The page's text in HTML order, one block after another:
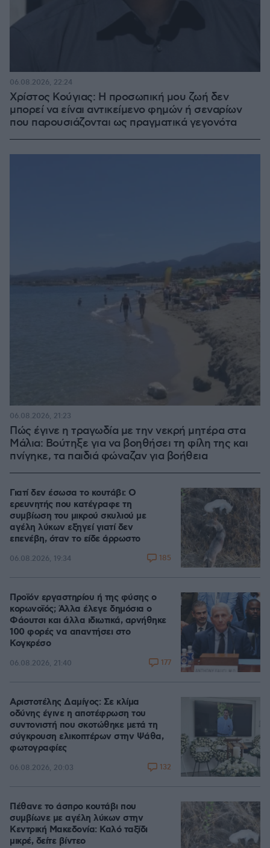
Χρίστος Κούγιας: Η προσωπική μου ζωή δεν
μπορεί να είναι αντικείμενο φημών ή σεναρίων
που παρουσιάζονται ως πραγματικά γεγονότα
06.08.2026, 22:24
Πώς έγινε η τραγωδία με την νεκρή μητέρα στα
Μάλια: Βούτηξε για να βοηθήσει τη φίλη της και
πνίγηκε, τα παιδιά φώναζαν για βοήθεια
06.08.2026, 21:23
Γιατί δεν έσωσα το κουτάβι: Ο
ερευνητής που κατέγραφε τη
συμβίωση του μικρού σκυλιού με
αγέλη λύκων εξηγεί γιατί δεν
επενέβη, όταν το είδε άρρωστο
06.08.2026, 19:34 185
Προϊόν εργαστηρίου ή της φύσης ο
κορωνοϊός; Άλλα έλεγε δημόσια ο
Φάουτσι και άλλα ιδιωτικά, αρνήθηκε
100 φορές να απαντήσει στο
Κογκρέσο
06.08.2026, 21:40 177
Αριστοτέλης Δαμίγος: Σε κλίμα
οδύνης έγινε η αποτέφρωση του
συντονιστή που σκοτώθηκε μετά τη
σύγκρουση ελικοπτέρων στην Ψάθα,
φωτογραφίες
06.08.2026, 20:03 132
Πέθανε το άσπρο κουτάβι που
συμβίωνε με αγέλη λύκων στην
Κεντρική Μακεδονία: Καλό ταξίδι
μικρέ, δείτε βίντεο